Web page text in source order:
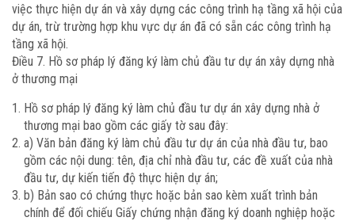
việc thực hiện dự án và xây dựng các công trình hạ tầng xã hội của
dự án, trừ trường hợp khu vực dự án đã có sẵn các công trình hạ
tầng xã hội.
Điều 7. Hồ sơ pháp lý đăng ký làm chủ đầu tư dự án xây dựng nhà
ở thương mại
Hồ sơ pháp lý đăng ký làm chủ đầu tư dự án xây dựng nhà ở
thương mại bao gồm các giấy tờ sau đây:
a) Văn bản đăng ký làm chủ đầu tư dự án của nhà đầu tư, bao
gồm các nội dung: tên, địa chỉ nhà đầu tư, các đề xuất của nhà
đầu tư, dự kiến tiến độ thực hiện dự án;
b) Bản sao có chứng thực hoặc bản sao kèm xuất trình bản
chính để đối chiếu Giấy chứng nhận đăng ký doanh nghiệp hoặc